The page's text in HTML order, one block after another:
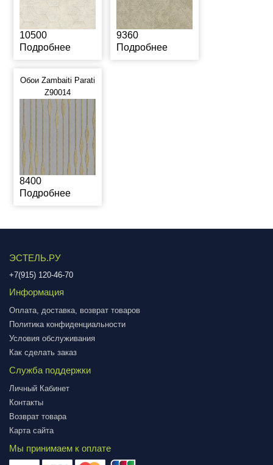
10500
Подробнее
9360
Подробнее
Обои Zambaiti Parati
Z90014
8400
Подробнее
ЭСТЕЛЬ.РУ
+7(915) 120-46-70
Информация
Оплата, доставка, возврат товаров
Политика конфиденциальности
Условия обслуживания
Как сделать заказ
Служба поддержки
Личный Кабинет
Контакты
Возврат товара
Карта сайта
Мы принимаем к оплате